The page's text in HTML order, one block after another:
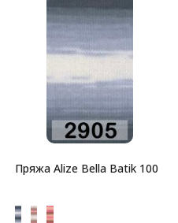
Пряжа Alize Bella Batik 100